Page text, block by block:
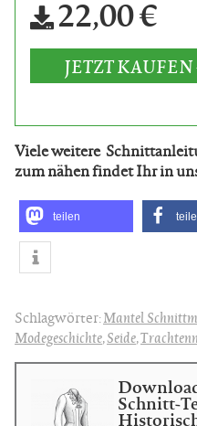
22,00 €
JETZT
Viele weitere
zum nähen findet Ihr in
teilen
Schlagwörter:Mantel
Modegeschichte,Seide,
Schnitt-